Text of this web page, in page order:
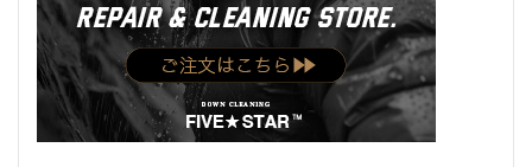
オプ
ショ
ン料
金
3.5
注意